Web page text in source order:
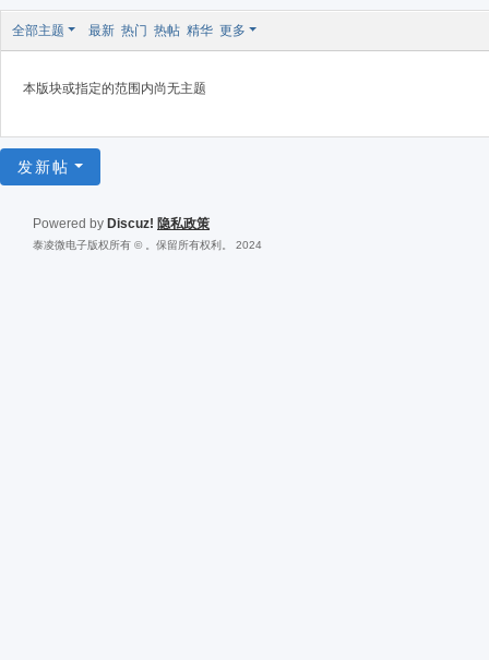
全部主题 最新 热门 热帖 精华 更多
本版块或指定的范围内尚无主题
发新帖
Powered by Discuz! 隐私政策
泰凌微电子版权所有 © 。保留所有权利。 2024